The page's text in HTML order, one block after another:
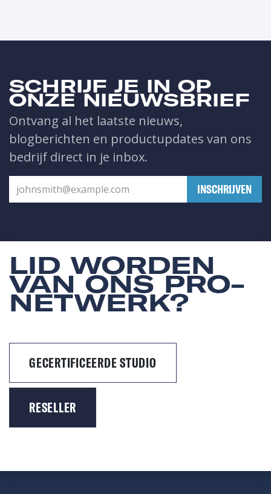
SCHRIJF JE IN OP
ONZE NIEUWSBRIEF
Ontvang al het laatste nieuws,
blogberichten en productupdates van ons
bedrijf direct in je inbox.
​INSCHRIJVEN
LID WORDEN
VAN ONS PRO-
NETWERK?
GECERTIFICEERDE STUDIO
RESELLER